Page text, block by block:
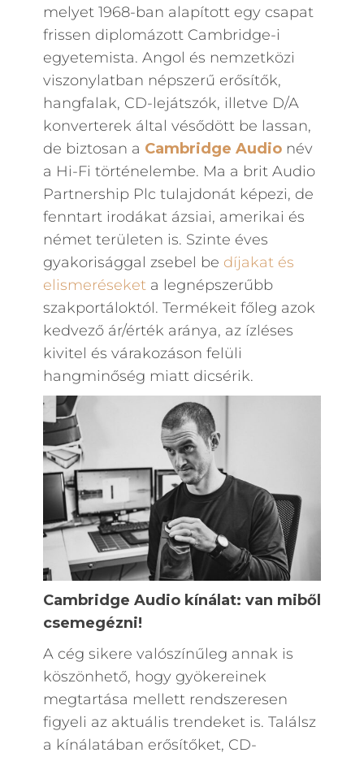
melyet 1968-ban alapított egy csapat
frissen diplomázott Cambridge-i
egyetemista. Angol és nemzetközi
viszonylatban népszerű erősítők,
hangfalak, CD-lejátszók, illetve D/A
konverterek által vésődött be lassan,
de biztosan a Cambridge Audionév
a Hi-Fi történelembe. Ma a brit Audio
Partnership Plc tulajdonát képezi, de
fenntart irodákat ázsiai, amerikai és
német területen is. Szinte éves
gyakorisággal zsebel be díjakat és
elismeréseketa legnépszerűbb
szakportáloktól. Termékeit főleg azok
kedvező ár/érték aránya, az ízléses
kivitel és várakozáson felüli
hangminőség miatt dicsérik.
Cambridge Audio kínálat: van miből
csemegézni!
A cég sikere valószínűleg annak is
köszönhető, hogy gyökereinek
megtartása mellett rendszeresen
figyeli az aktuális trendeket is. Találsz
a kínálatában erősítőket, CD-